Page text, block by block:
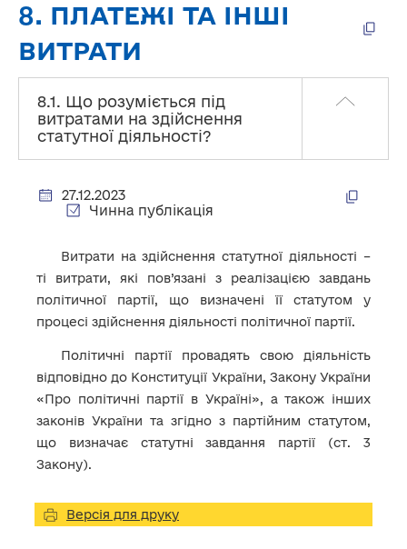
8. ПЛАТЕЖІ ТА ІНШІ
ВИТРАТИ
8.1. Що розуміється під
витратами на здійснення
статутної діяльності?
27.12.2023
Чинна публікація
Витрати на здійснення статутної діяльності –
ті витрати, які пов’язані з реалізацією завдань
політичної партії, що визначені її статутом у
процесі здійснення діяльності політичної партії.
Політичні партії провадять свою діяльність
відповідно до Конституції України, Закону України
«Про політичні партії в Україні», а також інших
законів України та згідно з партійним статутом,
що визначає статутні завдання партії (ст. 3
Закону).
Версія для друку